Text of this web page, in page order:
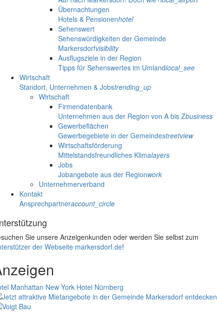
Übernachtungen
Hotels & Pensionenhotel
Sehenswert
Sehenswürdigkeiten der Gemeinde
Markersdorfvisibility
Ausflugsziele in der Region
Tipps für Sehenswertes im Umlandlocal_see
Wirtschaft
Standort, Unternehmen & Jobstrending_up
Wirtschaft
Firmendatenbank
Unternehmen aus der Region von A bis Zbusiness
Gewerbeflächen
Gewerbegebiete in der Gemeindestreetview
Wirtschaftsförderung
Mittelstandsfreundliches Klimalayers
Jobs
Jobangebote aus der Regionwork
Unternehmerverband
Kontakt
Ansprechpartneraccount_circle
Sie unsere Anzeigenkunden oder werden Sie selbst zum
der Webseite markersdorf.de!
Manhattan New York Hotel Nürnberg